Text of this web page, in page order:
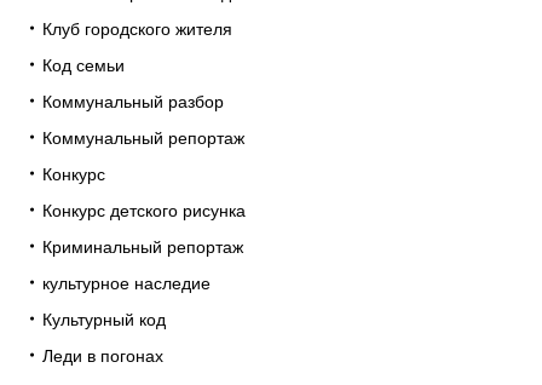
Клуб городского жителя
Код семьи
Коммунальный разбор
Коммунальный репортаж
Конкурс
Конкурс детского рисунка
Криминальный репортаж
культурное наследие
Культурный код
Леди в погонах